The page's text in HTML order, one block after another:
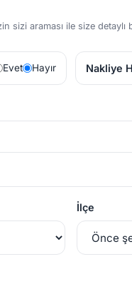
sizi araması ile size detaylı
Evet Hayır Nakliye
İlçe